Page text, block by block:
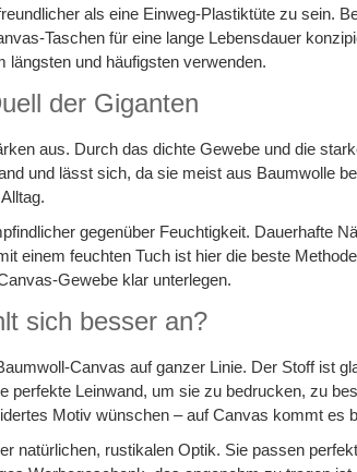
als eine Einweg-Plastiktüte zu sein.
Taschen für eine lange Lebensdauer
längsten und häufigsten verwenden.
der Giganten
aus. Durch das dichte Gewebe und die
und lässt sich, da sie meist aus Baumwolle
gegenüber Feuchtigkeit. Dauerhafte
einem feuchten Tuch ist hier die beste
Gewebe klar unterlegen.
sich besser an?
Canvas auf ganzer Linie. Der Stoff ist
perfekte Leinwand, um sie zu bedrucken, zu
Motiv wünschen – auf Canvas kommt es
natürlichen, rustikalen Optik. Sie passen